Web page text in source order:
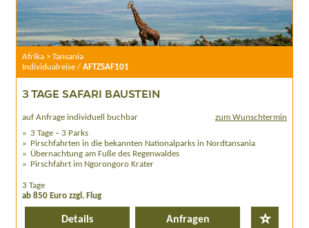
Afrika > Tansania
Individualreise / AFTZSAF101
3 TAGE SAFARI BAUSTEIN
auf Anfrage individuell buchbar
zum Wunschtermin
3 Tage – 3 Parks
Pirschfahrten in die bekannten Nationalparks in Nordtansania
Übernachtung am Fuße des Regenwaldes
Pirschfahrt im Ngorongoro Krater
3 Tage
ab 850 Euro zzgl. Flug
Details Anfragen